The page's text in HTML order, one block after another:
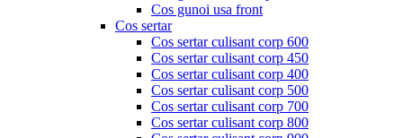
Cos gunoi usa front
Cos sertar
Cos sertar culisant corp 600
Cos sertar culisant corp 450
Cos sertar culisant corp 400
Cos sertar culisant corp 500
Cos sertar culisant corp 700
Cos sertar culisant corp 800